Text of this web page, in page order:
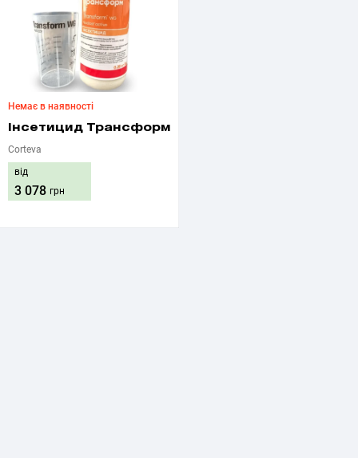
Немає в наявності
Інсетицид Трансформ
Corteva
від
3 078 грн